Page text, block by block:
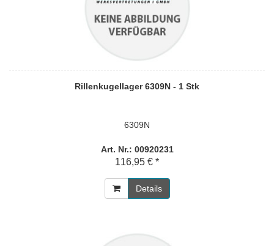
Rillenkugellager 6309N - 1 Stk
6309N
Art. Nr.: 00920231
116,95 € *
Details